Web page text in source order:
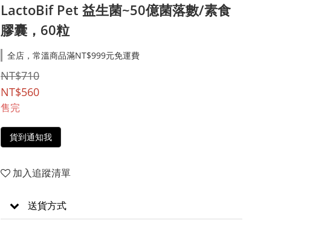
LactoBif Pet 益生菌~50億菌落數/素食
膠囊，60粒
全店，常溫商品滿NT$999元免運費
NT$710
NT$560
售完
貨到通知我
加入追蹤清單
送貨方式